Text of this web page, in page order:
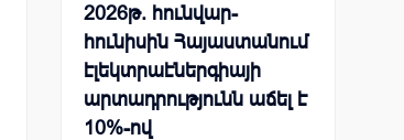
2026թ. հունվար-
հունիսին Հայաստանում
էլեկտրաէներգիայի
արտադրությունն աճել է
10%-ով